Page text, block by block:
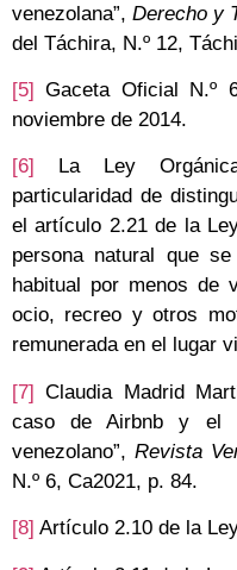
venezolana”, Derecho y
del Táchira, N.º 12,
[5] Gaceta Oficial N.º
noviembre de 2014.
[6]
La Ley
particularidad de
el artículo 2.21 de la
persona natural que
habitual por menos de
ocio, recreo y otros
remunerada en el lugar
[7] Claudia Madrid
caso de Airbnb y el
venezolano”, Revista
N.º 6, Ca2021, p. 84.
[8] Artículo 2.10 de la